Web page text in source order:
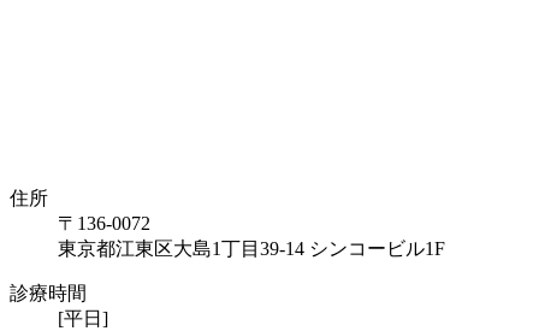
住所
〒136-0072
東京都江東区大島1丁目39-14 シンコービル1F
診療時間
[平日]